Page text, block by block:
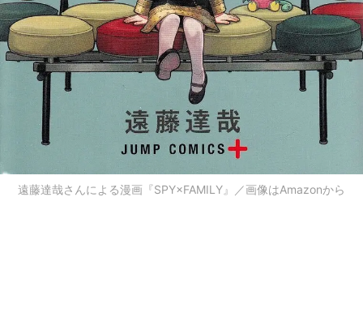
遠藤達哉さんによる漫画『SPY×FAMILY』／画像はAmazonから